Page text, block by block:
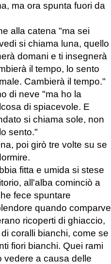
ma ora spunta fuori da
alla catena "ma sei
si chiama luna, quello
domani e ti insegnerà
il tempo, lo sento
Cambierà il tempo."
di neve "ma ho la
di spiacevole. E
si chiama sole, non
sento."
poi girò tre volte su se
fitta e umida si stese
all'alba cominciò a
fece spuntare
quando comparve
ricoperti di ghiaccio,
coralli bianchi, come se
fiori bianchi. Quei rami
vedere a causa delle